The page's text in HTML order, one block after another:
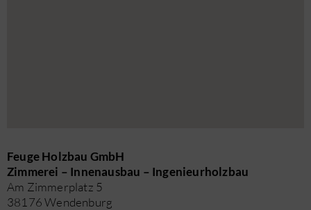
Feuge Holzbau GmbH
Zimmerei – Innenausbau – Ingenieurholzbau
Am Zimmerplatz 5
38176 Wendenburg